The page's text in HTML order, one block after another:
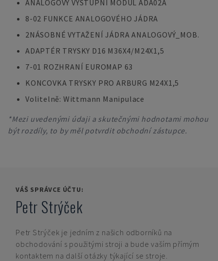
ANALOGOVÝ VÝSTUPNÍ MODUL ADA02A
8-02 FUNKCE ANALOGOVÉHO JÁDRA
2NÁSOBNÉ VYTAŽENÍ JÁDRA ANALOGOVÝ_MOB.
ADAPTÉR TRYSKY D16 M36X4/M24X1,5
7-01 ROZHRANÍ EUROMAP 63
KONCOVKA TRYSKY PRO ARBURG M24X1,5
Volitelně: Wittmann Manipulace
*Mezi uvedenými údaji a skutečnými hodnotami mohou
být rozdíly, to by měl potvrdit obchodní zástupce.
VÁŠ SPRÁVCE ÚČTU:
Petr Strýček
Petr Strýček je jedním z našich odborníků na
obchodování s použitými stroji a bude vaším přímým
kontaktem na další otázky týkající se stroje.